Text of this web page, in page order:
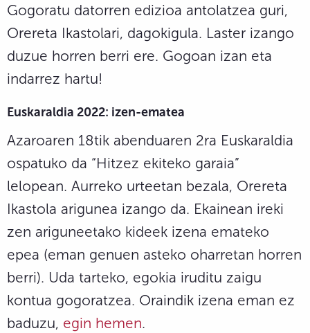
Gogoratu datorren edizioa antolatzea guri,
Orereta Ikastolari, dagokigula. Laster izango
duzue horren berri ere. Gogoan izan eta
indarrez hartu!
Euskaraldia 2022: izen-ematea
Azaroaren 18tik abenduaren 2ra Euskaraldia
ospatuko da “Hitzez ekiteko garaia”
lelopean. Aurreko urteetan bezala, Orereta
Ikastola arigunea izango da. Ekainean ireki
zen ariguneetako kideek izena emateko
epea (eman genuen asteko oharretan horren
berri). Uda tarteko, egokia iruditu zaigu
kontua gogoratzea. Oraindik izena eman ez
baduzu, egin hemen.